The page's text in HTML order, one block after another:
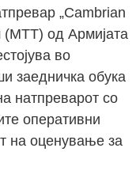
„Cambrian
(МТТ) од Армијата
во
заедничка обука
натпреварот со
оперативни
на оценување за